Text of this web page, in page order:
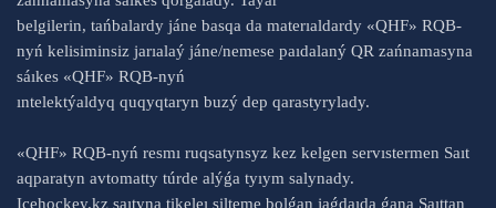
belgilerin, tańbalardy jáne basqa da materıaldardy «QHF» RQB-
nyń kelisiminsiz jarıalaý jáne/nemese paıdalaný QR zańnamasyna
sáıkes «QHF» RQB-nyń
ıntelektýaldyq quqyqtaryn buzý dep qarastyrylady.
«QHF» RQB-nyń resmı ruqsatynsyz kez kelgen servıstermen Saıt
aqparatyn avtomatty túrde alýǵa tyıym salynady.
Icehockey.kz saıtyna tikeleı silteme bolǵan jaǵdaıda ǵana Saıttan